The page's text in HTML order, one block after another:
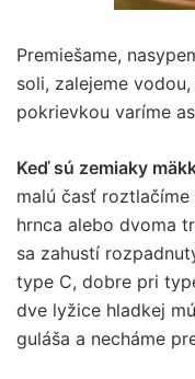
Premiešame,
soli, zalejeme
pokrievkou varíme
Keď sú zemiaky
malú časť
hrnca alebo dvoma
sa zahustí
type C, dobre pri
dve lyžice hladkej
guláša a necháme